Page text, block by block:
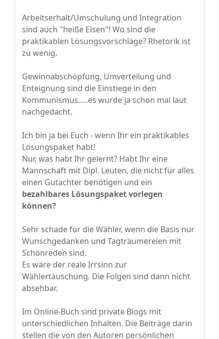
Arbeitserhalt/Umschulung und Integration
sind auch "heiße Eisen"! Wo sind die
praktikablen Lösungsvorschläge? Rhetorik ist
zu wenig.
Gewinnabschöpfung, Umverteilung und
Enteignung sind die Einstiege in den
Kommunismus.....es wurde ja schon mal laut
nachgedacht.
Ich bin ja bei Euch - wenn Ihr ein praktikables
Lösungspaket habt!
Nur, was habt Ihr gelernt? Habt Ihr eine
Mannschaft mit Dipl. Leuten, die nicht für alles
einen Gutachter benötigen und ein
bezahlbares Lösungspaket vorlegen
können?
Sehr schade für die Wähler, wenn die Basis nur
Wunschgedanken und Tagträumereien mit
Schönreden sind.
Es wäre der reale Irrsinn zur
Wählertäuschung. Die Folgen sind dann nicht
absehbar.
Im Online-Buch sind private Blogs mit
unterschiedlichen Inhalten. Die Beiträge darin
stellen die von den Autoren persönlichen